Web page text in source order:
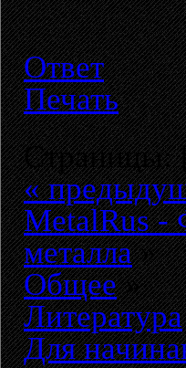
Ответ
Печать
Страницы:
«
MetalRus -
металла»
Общее»
Литература
Для